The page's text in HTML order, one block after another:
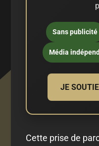
Sans publicité
Média
JE
Cette prise de